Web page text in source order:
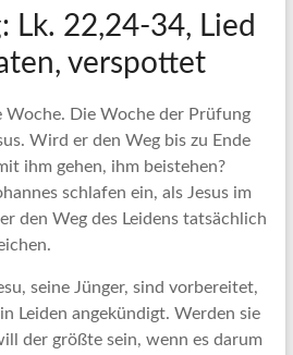
Lk. 22,24-34, Lied
verspottet
Woche. Die Woche der Prüfung
Wird er den Weg bis zu Ende
ihm gehen, ihm beistehen?
schlafen ein, als Jesus im
den Weg des Leidens tatsächlich
seine Jünger, sind vorbereitet,
Leiden angekündigt. Werden sie
der größte sein, wenn es darum